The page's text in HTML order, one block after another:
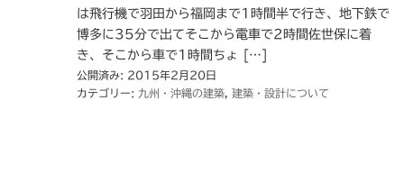
は飛行機で羽田から福岡まで1時間半で行き、地下鉄で
博多に35分で出てそこから電車で2時間佐世保に着
き、そこから車で1時間ちょ […]
公開済み: 2015年2月20日
カテゴリー: 九州・沖縄の建築 建築・設計について